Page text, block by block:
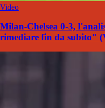
Video
Milan-Chelsea 0-3,
rimediare fin da subito"